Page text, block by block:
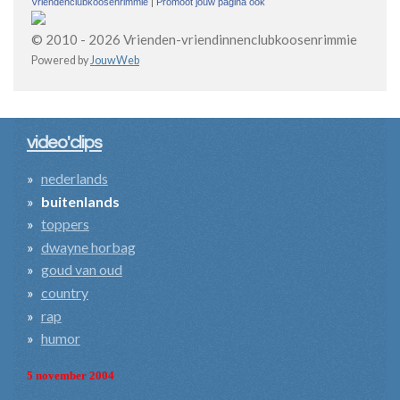
© 2010 - 2026 Vrienden-vriendinnenclubkoosenrimmie
Powered byJouwWeb
video'clips
nederlands
buitenlands
toppers
dwayne horbag
goud van oud
country
rap
humor
5 november 2004